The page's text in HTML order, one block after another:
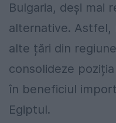
Bulgaria, deși mai
alternative. Astfel,
alte țări din
consolideze
în beneficiul
Egiptul.